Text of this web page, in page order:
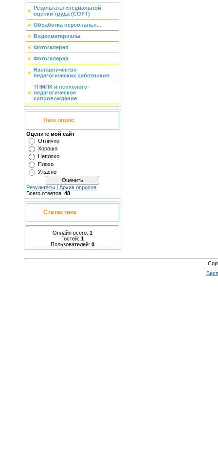
Результаты специальной
оценки труда (СОУТ)
Обработка персональн...
Видеоматериалы
Фотогалерея
Фотогалерея
Наставничество
педагогических работников
ТПМПК и психолого-
педагогическое
сопровождение
Наш опрос
Оцените мой сайт
Отлично
Хорошо
Неплохо
Плохо
Ужасно
Результаты | Архив опросов
Всего ответов: 48
Статистика
Онлайн всего: 1
Гостей: 1
Пользователей: 0